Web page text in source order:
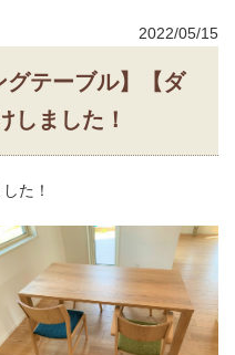
2022/05/15
グテーブル】【ダ
しました！
た！